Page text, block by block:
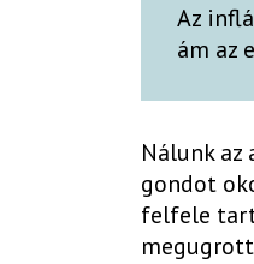
Az
ám az
Nálunk
gondot
felfele